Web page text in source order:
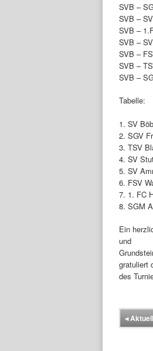
SVB –
SVB –
SVB –
SVB –
SVB –
SVB –
SVB –
Tabelle:
1. SV
2. SGV
3. TSV
4. SV
5. SV
6. FSV
7. 1. FC
8. SGM
Ein
und
gratuliert
des
◂Aktuell